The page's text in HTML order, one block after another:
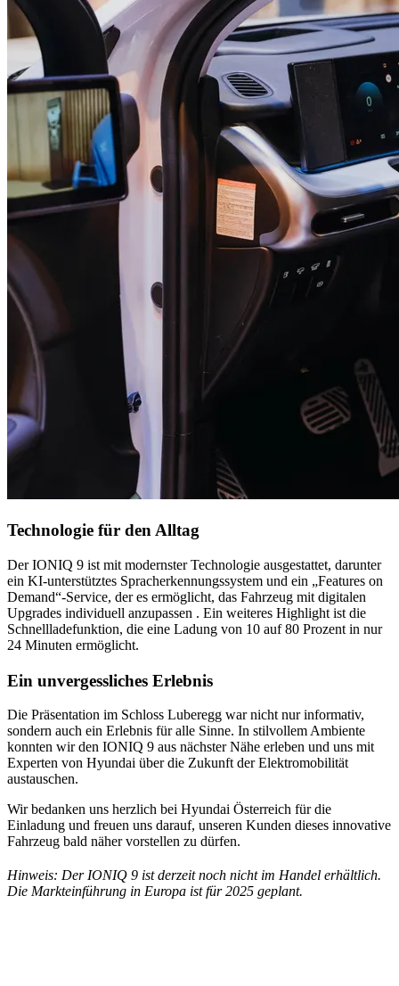
Technologie für den Alltag
Der IONIQ 9 ist mit modernster Technologie ausgestattet, darunter
ein KI-unterstütztes Spracherkennungssystem und ein „Features on
Demand“-Service, der es ermöglicht, das Fahrzeug mit digitalen
Upgrades individuell anzupassen . Ein weiteres Highlight ist die
Schnellladefunktion, die eine Ladung von 10 auf 80 Prozent in nur
24 Minuten ermöglicht.
Ein unvergessliches Erlebnis
Die Präsentation im Schloss Luberegg war nicht nur informativ,
sondern auch ein Erlebnis für alle Sinne. In stilvollem Ambiente
konnten wir den IONIQ 9 aus nächster Nähe erleben und uns mit
Experten von Hyundai über die Zukunft der Elektromobilität
austauschen.​
Wir bedanken uns herzlich bei Hyundai Österreich für die
Einladung und freuen uns darauf, unseren Kunden dieses innovative
Fahrzeug bald näher vorstellen zu dürfen.
Hinweis: Der IONIQ 9 ist derzeit noch nicht im Handel erhältlich.
Die Markteinführung in Europa ist für 2025 geplant.